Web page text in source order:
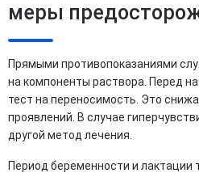
меры
Прямыми противопоказаниями
на компоненты раствора. Перед
тест на переносимость. Это
проявлений. В случае
другой метод лечения.
Период беременности и лактации